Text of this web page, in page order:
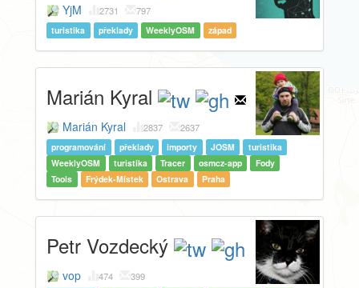
YjM 2731 797
turistika překlady WeeklyOSM západ
Marián Kyral
Marián Kyral 2837 2637
programování překlady importy JOSM
turistika
WeeklyOSM
turistika Tracer osmcz-app
Fody
Tools
Frýdek-Místek Ostrava Praha
Petr Vozdecký
vop 474 399